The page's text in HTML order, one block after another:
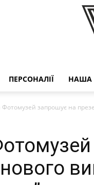
ПЕРСОНАЛІЇ НАША
Фотомузей запрошує на